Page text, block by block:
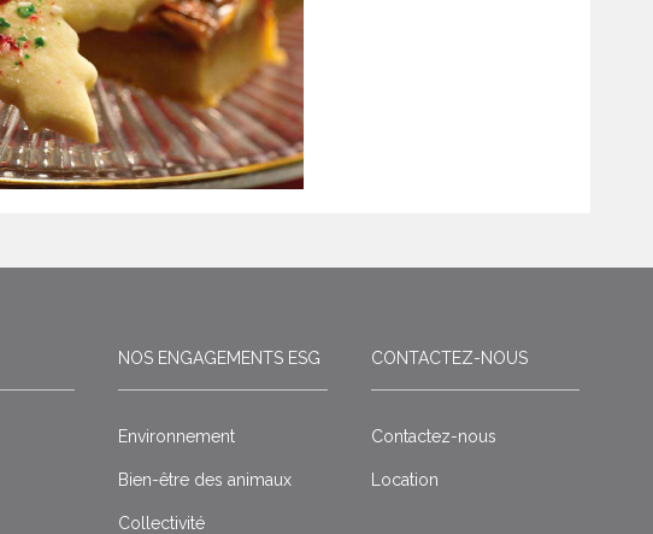
NOS ENGAGEMENTS ESG
Environnement
Bien-être des animaux
Collectivité
CONTACTEZ-NOUS
Contactez-nous
Location